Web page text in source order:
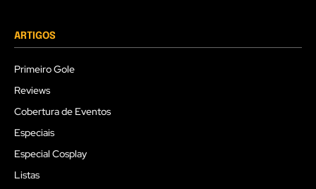
ARTIGOS
Primeiro Gole
Reviews
Cobertura de Eventos
Especiais
Especial Cosplay
Listas